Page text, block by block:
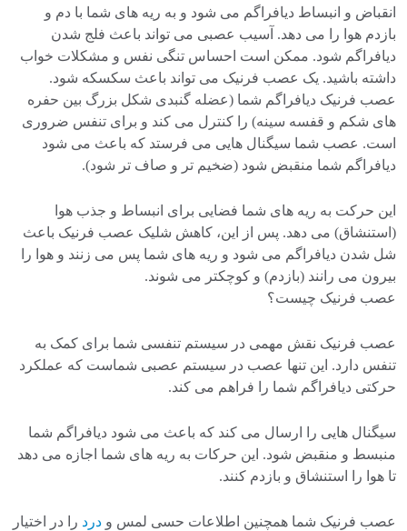
انقباض و انبساط دیافراگم می شود و به ریه های شما با دم و
بازدم هوا را می دهد. آسیب عصبی می تواند باعث فلج شدن
دیافراگم شود. ممکن است احساس تنگی نفس و مشکلات خواب
داشته باشید. یک عصب فرنیک می تواند باعث سکسکه شود.
عصب فرنیک دیافراگم شما (عضله گنبدی شکل بزرگ بین حفره
های شکم و قفسه سینه) را کنترل می کند و برای تنفس ضروری
است. عصب شما سیگنال هایی می فرستد که باعث می شود
دیافراگم شما منقبض شود (ضخیم تر و صاف تر شود).
این حرکت به ریه های شما فضایی برای انبساط و جذب هوا
(استنشاق) می دهد. پس از این، کاهش شلیک عصب فرنیک باعث
شل شدن دیافراگم می شود و ریه های شما پس می زنند و هوا را
بیرون می رانند (بازدم) و کوچکتر می شوند.
عصب فرنیک چیست؟
عصب فرنیک نقش مهمی در سیستم تنفسی شما برای کمک به
تنفس دارد. این تنها عصب در سیستم عصبی شماست که عملکرد
حرکتی دیافراگم شما را فراهم می کند.
سیگنال هایی را ارسال می کند که باعث می شود دیافراگم شما
منبسط و منقبض شود. این حرکات به ریه های شما اجازه می دهد
تا هوا را استنشاق و بازدم کنند.
عصب فرنیک شما همچنین اطلاعات حسی لمس و درد را در اختیار